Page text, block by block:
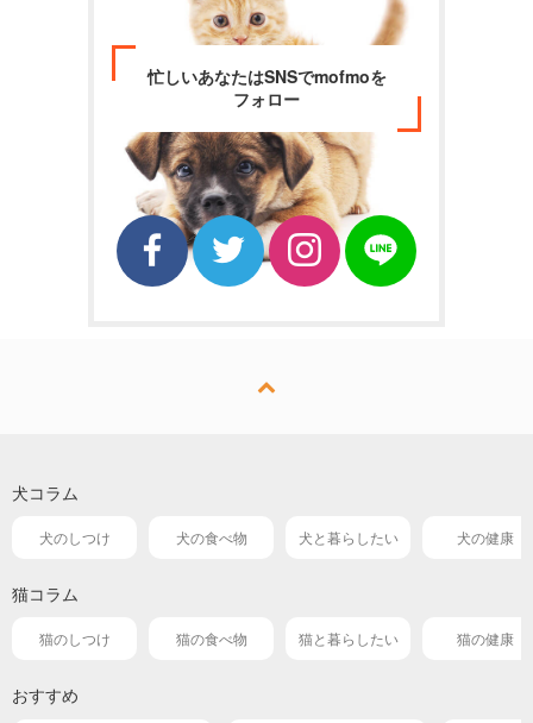
忙しいあなたはSNSでmofmoを
フォロー
犬コラム
犬のしつけ 犬の食べ物 犬と暮らしたい 犬の健康
猫コラム
猫のしつけ 猫の食べ物 猫と暮らしたい 猫の健康
おすすめ